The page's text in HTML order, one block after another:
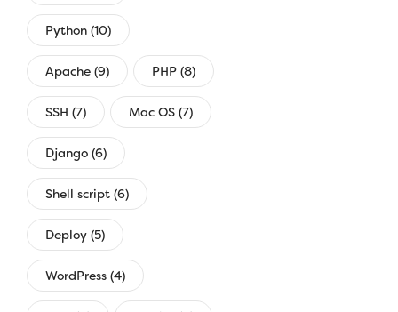
Python (10)
Apache (9) PHP (8)
SSH (7) Mac OS (7)
Django (6)
Shell script (6)
Deploy (5)
WordPress (4)